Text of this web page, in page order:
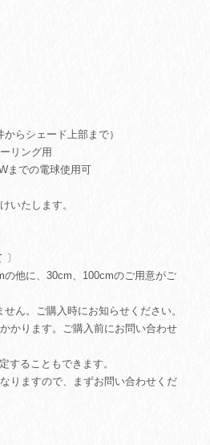
らシェード上部まで）
リング用
までの電球使用可
いたします。
の他に、30cm、100cmのご用意がご
ん。ご購入時にお知らせください。
かります。ご購入前にお問い合わせ
することもできます。
りますので、まずお問い合わせくだ